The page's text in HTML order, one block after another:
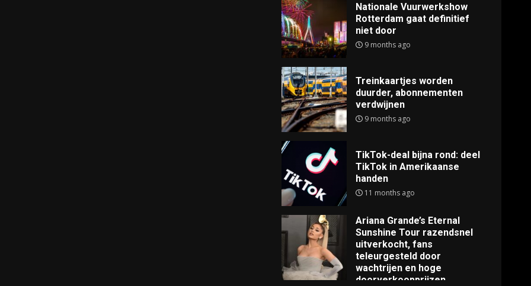
Nationale Vuurwerkshow
Rotterdam gaat definitief
niet door
9 months ago
Treinkaartjes worden
duurder, abonnementen
verdwijnen
9 months ago
TikTok-deal bijna rond: deel
TikTok in Amerikaanse
handen
11 months ago
Ariana Grande’s Eternal
Sunshine Tour razendsnel
uitverkocht, fans
teleurgesteld door
wachtrijen en hoge
doorverkoopprijzen